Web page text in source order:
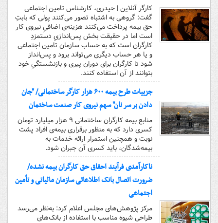
کارگر آنلاین | حیدری، کارشناس تامین اجتماعی
گفت: گروهی به اشتباه تصور می‌کنند پولی که بابتِ
حق بیمه پرداخت می‌کنند هزینه‌ی اضافیِ نیروی کار
است اما در حقیقت بخش پس‌اندازیِ دستمزدِ
کارگران است که به حساب سازمان تامین اجتماعی
و یا هر حساب دیگری می‌تواند برود و پس‌انداز
شود تا کارگران برای دوران پیری و بازنشستگیِ خود
بتوانند از آن استفاده کنند.
جزییات طرح بیمه ۶۰۰ هزار کارگر ساختمانی/ "جان
دادن بر سر نان" سهم نیروی کار صنعت ساختمان
منابع بیمه کارگران ساختمانی ۹ هزار میلیارد تومان
کسری دارد که به منظور برقراری بیمه‌ی افراد پشت
نوبت و همچنین استمرار ارائه خدمات به
بیمه‌شدگان، باید کسری آن جبران شود.
ناکارآمدی فرآیند احقاق حق کارگران بیمه نشده/
ضرورت اتصال بانک‌ اطلاعاتی سازمان مالیاتی و تأمین
اجتماعی
مرکز پژوهش‌‌های مجلس اعلام کرد: به‌نظر می‌رسد
طراحی شیوه مناسب با استفاده از بانک‌های